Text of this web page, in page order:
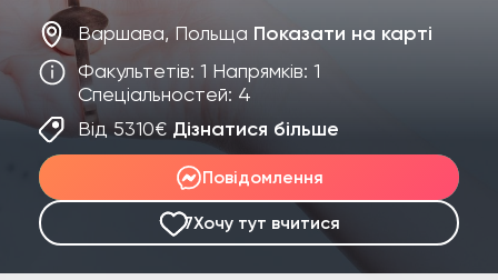
Варшава, Польща Показати на карті
Факультетів: 1 Напрямків: 1
Спеціальностей: 4
Від 5310€ Дізнатися більше
Повідомлення
7Хочу тут вчитися